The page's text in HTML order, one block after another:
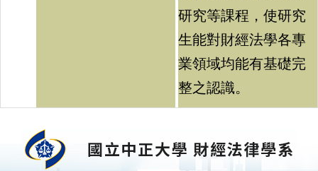
研究等課程，使研究
生能對財經法學各專
業領域均能有基礎完
整之認識。